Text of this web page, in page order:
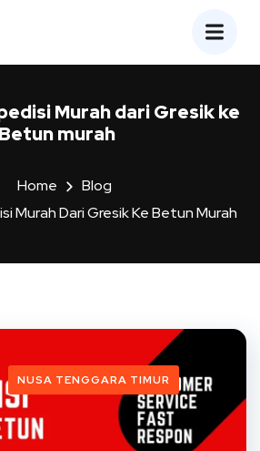
Murah dari Gresik ke
Betun murah
Home
Blog
Murah Dari Gresik Ke Betun Murah
NUSA TENGGARA TIMUR